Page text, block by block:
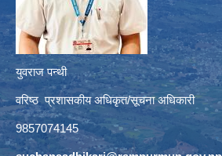
युवराज पन्थी
वरिष्ठ प्रशासकीय अधिकृत/सूचना अधिकारी
9857074145